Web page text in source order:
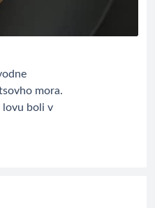
mora.
lovu boli v